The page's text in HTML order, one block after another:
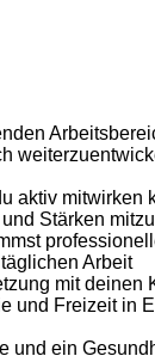
aktiv mitwirken
Stärken
Arbeit
mit
und Freizeit in
ein